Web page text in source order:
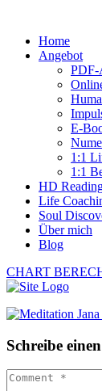
Home
Angebot
PDF-
E-
1:1
1:1
HD
Life
Soul
Über mich
Blog
CHART
Schreibe